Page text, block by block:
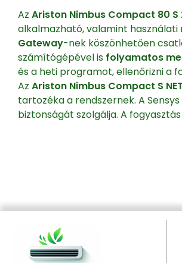
Az Ariston Nimbus Compact 80
alkalmazható, valamint
Gateway-nek köszönhetően
számítógépével is folyamatos
és a heti programot, ellenőrizni a
Az Ariston Nimbus Compact S
tartozéka a rendszernek. A
biztonságát szolgálja. A